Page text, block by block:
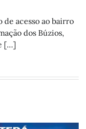
de acesso ao bairro
dos Búzios,
[…]